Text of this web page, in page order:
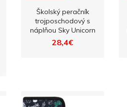
Školský peračník
trojposchodový s
náplňou Sky Unicorn
28,4€